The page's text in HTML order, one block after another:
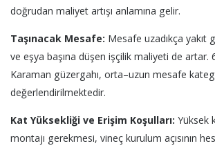
doğrudan maliyet artışı anlamına gelir.
Taşınacak Mesafe: Mesafe uzadıkça yakıt
ve eşya başına düşen işçilik maliyeti de artar.
Karaman güzergahı, orta–uzun mesafe
değerlendirilmektedir.
Kat Yüksekliği ve Erişim Koşulları: Yüksek
montajı gerekmesi, vineç kurulum açısının